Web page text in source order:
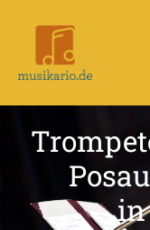
–
Portal
für
Musikunterricht
in